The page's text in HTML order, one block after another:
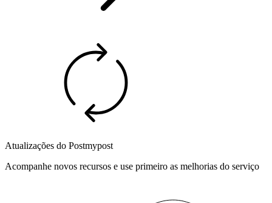
Atualizações do Postmypost
Acompanhe novos recursos e use primeiro as melhorias do serviço